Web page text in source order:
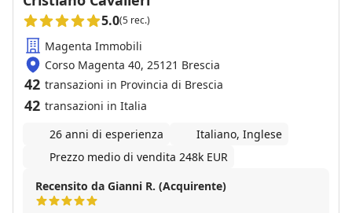
5.0(5 rec.)
Magenta Immobili
Corso Magenta 40, 25121 Brescia
42 transazioni in Provincia di Brescia
42 transazioni in Italia
26 anni di esperienza
Italiano, Inglese
Prezzo medio di vendita 248k EUR
Recensito da Gianni R. (Acquirente)